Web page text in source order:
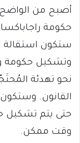
أصبح من
حكومة
ستكون استقالة
وتشكيل حكومة
نحو تهدئة
القانون. وستكون
حتى يتم تشكيل
وقت ممكن.